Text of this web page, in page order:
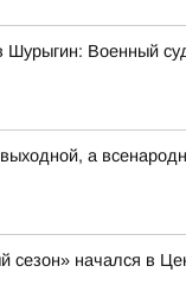
Шурыгин: Военный
а
сезон» начался в